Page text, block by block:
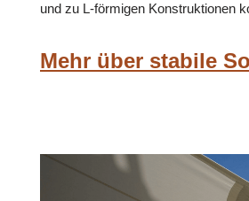
und zu L-förmigen Konstruktionen
Mehr über stabile